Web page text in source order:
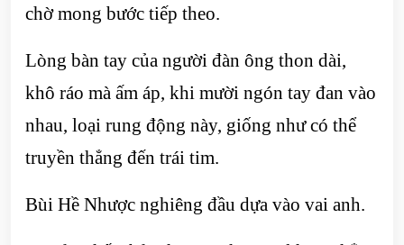
chờ mong bước tiếp theo.
Lòng bàn tay của người đàn ông thon dài,
khô ráo mà ấm áp, khi mười ngón tay đan vào
nhau, loại rung động này, giống như có thể
truyền thẳng đến trái tim.
Bùi Hề Nhược nghiêng đầu dựa vào vai anh.